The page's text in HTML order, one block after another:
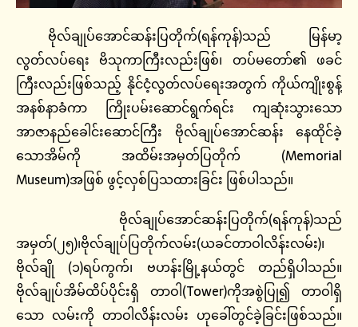
ဗိုလ်ချုပ်အောင်ဆန်းပြတိုက်(ရန်ကုန်)သည် မြန်မာ့
လွတ်လပ်ရေး ဗိသုကာကြီးလည်းဖြစ်၊ တပ်မတော်၏ ဖခင်
ကြီးလည်းဖြစ်သည့် နိုင်ငံ့လွတ်လပ်ရေးအတွက် ကိုယ်ကျိုးစွန့်
အနစ်နာခံကာ ကြိုးပမ်းဆောင်ရွက်ရင်း ကျဆုံးသွားသော
အာဇာနည်ခေါင်းဆောင်ကြီး ဗိုလ်ချုပ်အောင်ဆန်း နေထိုင်ခဲ့
သောအိမ်ကို အထိမ်းအမှတ်ပြတိုက် (Memorial
Museum)အဖြစ် ဖွင့်လှစ်ပြသထားခြင်း ဖြစ်ပါသည်။
ဗိုလ်ချုပ်အောင်ဆန်းပြတိုက်(ရန်ကုန်)သည်
အမှတ်(၂၅)၊ဗိုလ်ချုပ်ပြတိုက်လမ်း(ယခင်တာဝါလိန်းလမ်း)၊
ဗိုလ်ချို (၁)ရပ်ကွက်၊ ဗဟန်းမြို့နယ်တွင် တည်ရှိပါသည်။
ဗိုလ်ချုပ်အိမ်ထိပ်ပိုင်းရှိ တာဝါ(Tower)ကိုအစွဲပြု၍ တာဝါရှိ
သော လမ်းကို တာဝါလိန်းလမ်း ဟုခေါ်တွင်ခဲ့ခြင်းဖြစ်သည်။